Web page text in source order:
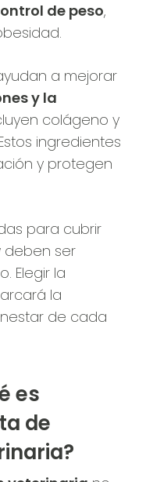
de peso,
.
a mejorar
y la
colágeno y
ingredientes
y protegen
para cubrir
deben ser
Elegir la
la
de cada
es
de